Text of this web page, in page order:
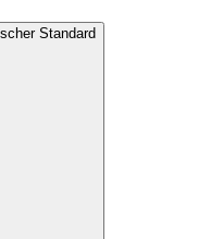
Standard